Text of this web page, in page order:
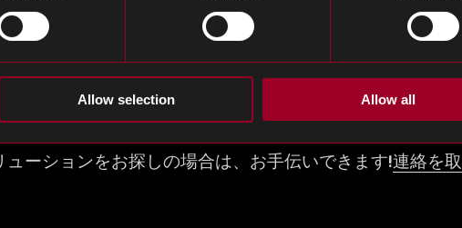
Allow selection Allow all
乗客のWi-Fiを改善することを可能にします
べて帯域幅の可能性、速度、セキュリティが大幅に大
が増えるにつれて、光ファイバーケーブル市場が成長し
で、光ファイバーの強力な基盤は、その成功のために不
ーションをお探しの場合は、お手伝いできます!連絡を